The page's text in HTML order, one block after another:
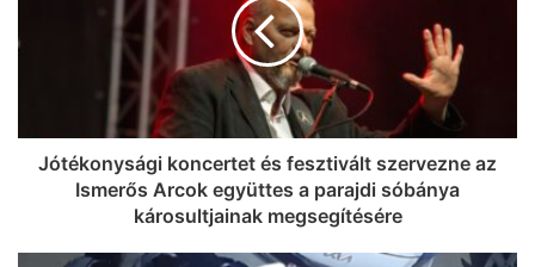
Jótékonysági koncertet és fesztivált szervezne az
Ismerős Arcok együttes a parajdi sóbánya
károsultjainak megsegítésére